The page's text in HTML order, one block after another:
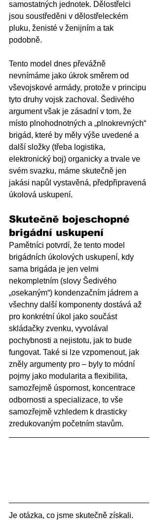
samostatných jednotek. Dělostřelci
jsou soustředěni v dělostřeleckém
pluku, ženisté v ženijním a tak
podobně.
Tento model dnes převážně
nevnímáme jako úkrok směrem od
vševojskové armády, protože v principu
tyto druhy vojsk zachoval. Šedivého
argument však je zásadní v tom, že
místo plnohodnotných a „plnokrevných“
brigád, které by měly výše uvedené a
další složky (třeba logistika,
elektronický boj) organicky a trvale ve
svém svazku, máme skutečně jen
jakási napůl vystavěná, předpřipravená
úkolová uskupení.
Skutečně bojeschopné
brigádní uskupení
Pamětníci potvrdí, že tento model
brigádních úkolových uskupení, kdy
sama brigáda je jen velmi
nekompletním (slovy Šedivého
„osekaným“) kondenzačním jádrem a
všechny další komponenty dostává až
pro konkrétní úkol jako součást
skládačky zvenku, vyvolával
pochybnosti a nejistotu, jak to bude
fungovat. Také si lze vzpomenout, jak
zněly argumenty pro – byly to módní
pojmy jako modularita a flexibilita,
samozřejmě úspornost, koncentrace
odbornosti a specializace, to vše
samozřejmě vzhledem k drasticky
zredukovaným početním stavům.
Je otázka, co jsme skutečně získali.